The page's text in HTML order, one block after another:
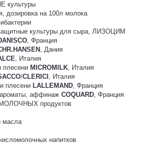
дозировка на 100л молока
культуры для сыра, ЛИЗОЦИМ
, Франция
, Дания
, Италия
плесени MICROMILK, Италия
/CLERICI , Италия
плесени LALLEMAND, Франция
ароматы, аффинаж COQUARD, Франция
продуктов
масла
напитков